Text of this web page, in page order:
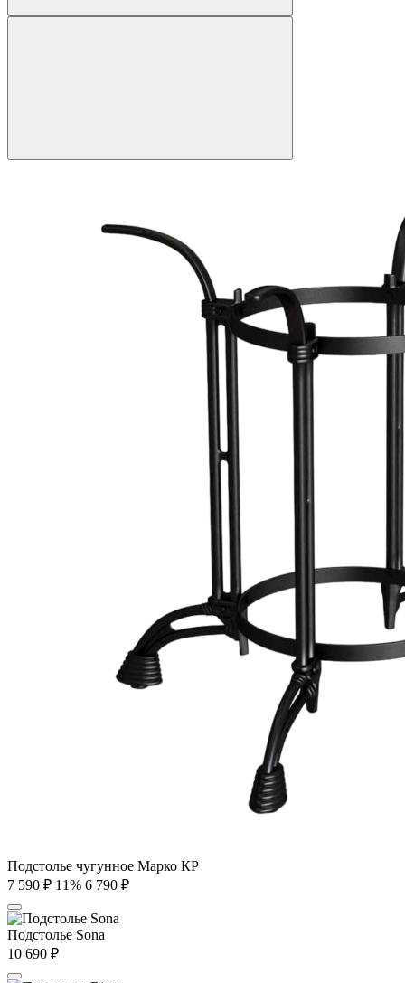
Подстолье чугунное Марко КР
7 590 ₽ 11% 6 790 ₽
Подстолье Sona
10 690 ₽